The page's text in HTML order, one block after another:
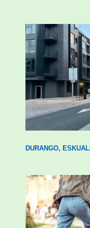
Udal
ordenantza
DURANGO,